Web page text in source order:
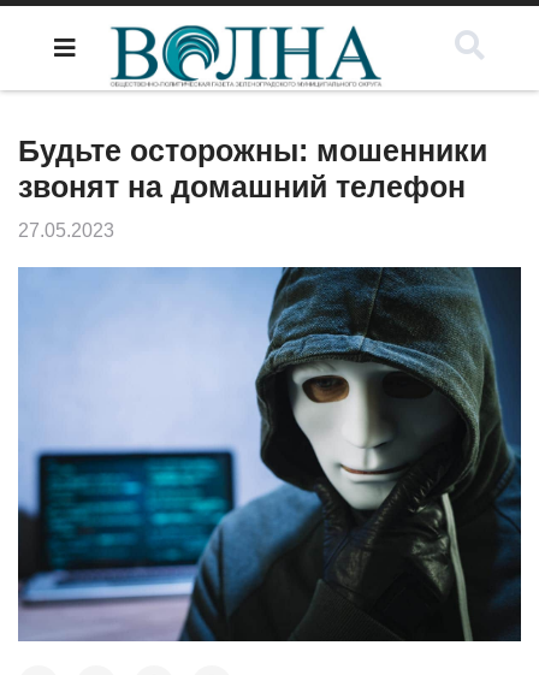
Будьте осторожны: мошенники
звонят на домашний телефон
27.05.2023